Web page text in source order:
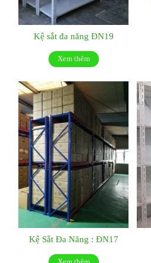
Kệ sắt đa năng ĐN19
Xem thêm
Kệ Sắt Đa Năng : ĐN17
Xem thêm